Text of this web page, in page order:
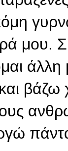
μου.
βάζω